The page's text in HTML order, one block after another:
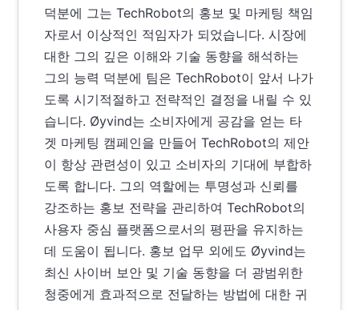
덕분에 그는 TechRobot의 홍보 및 마케팅 책임
자로서 이상적인 적임자가 되었습니다. 시장에
대한 그의 깊은 이해와 기술 동향을 해석하는
그의 능력 덕분에 팀은 TechRobot이 앞서 나가
도록 시기적절하고 전략적인 결정을 내릴 수 있
습니다. Øyvind는 소비자에게 공감을 얻는 타
겟 마케팅 캠페인을 만들어 TechRobot의 제안
이 항상 관련성이 있고 소비자의 기대에 부합하
도록 합니다. 그의 역할에는 투명성과 신뢰를
강조하는 홍보 전략을 관리하여 TechRobot의
사용자 중심 플랫폼으로서의 평판을 유지하는
데 도움이 됩니다. 홍보 업무 외에도 Øyvind는
최신 사이버 보안 및 기술 동향을 더 광범위한
청중에게 효과적으로 전달하는 방법에 대한 귀